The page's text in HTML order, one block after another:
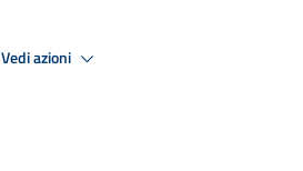
Vedi azioni